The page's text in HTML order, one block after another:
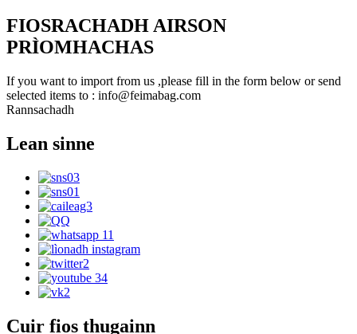
FIOSRACHADH AIRSON
PRÌOMHACHAS
If you want to import from us ,please fill in the form below or send
selected items to : info@feimabag.com
Rannsachadh
Lean sinne
Cuir fios thugainn